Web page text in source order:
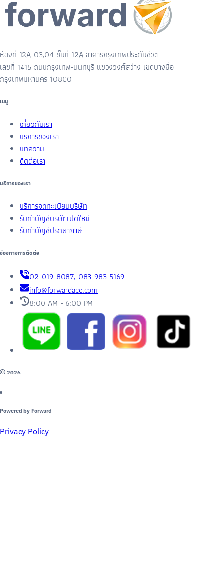
ห้องที่ 12A-03,04 ชั้นที่ 12A อาคารกรุงเทพประกันชีวิต
เลขที่ 1415 ถนนกรุงเทพ-นนทบุรี แขวงวงศ์สว่าง เขตบางซื่อ
กรุงเทพมหานคร 10800
เมนู
เกี่ยวกับเรา
บริการของเรา
บทความ
ติดต่อเรา
บริการของเรา
บริการจดทะเบียนบริษัท
รับทำบัญชีบริษัทเปิดใหม่
รับทำบัญชีปรึกษาภาษี
ช่องทางการติดต่อ
02-019-8087, 083-983-5169
info@forwardacc.com
8:00 AM - 6:00 PM
2026
Powered by Forward
Privacy Policy